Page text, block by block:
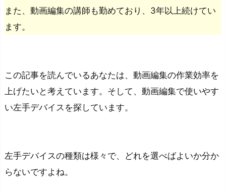
また、動画編集の講師も勤めており、3年以上続けてい
ます。
この記事を読んでいるあなたは、動画編集の作業効率を
上げたいと考えています。そして、動画編集で使いやす
い左手デバイスを探しています。
左手デバイスの種類は様々で、どれを選べばよいか分か
らないですよね。